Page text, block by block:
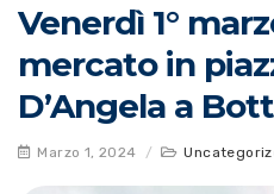
Venerdì 1°
mercato in
D’Angela a
Marzo 1, 2024 /